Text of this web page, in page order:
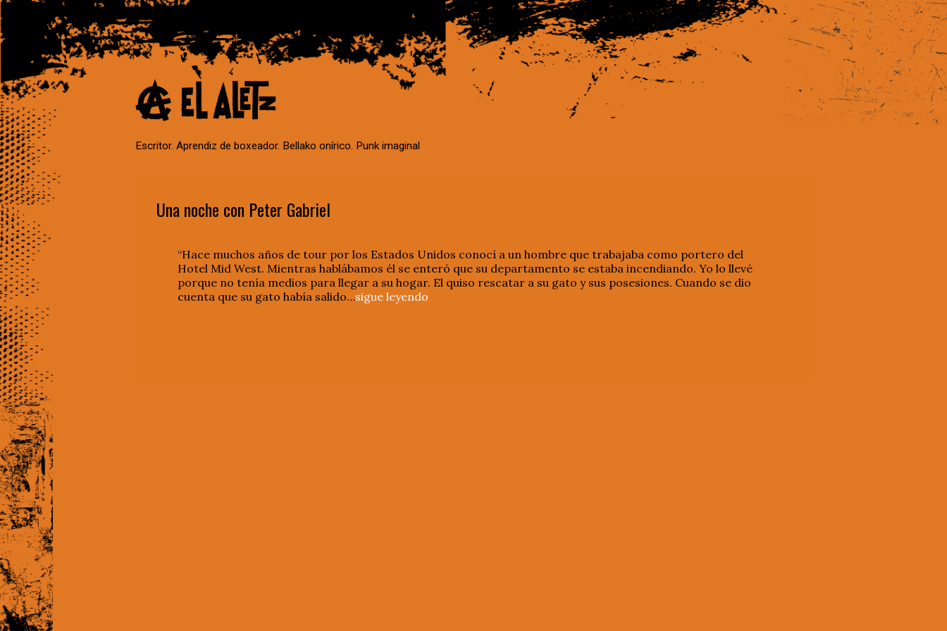
Escritor. Aprendiz de boxeador. Bellako onírico. Punk imaginal
Una noche con Peter Gabriel
“Hace muchos años de tour por los Estados Unidos conocí a un hombre que trabajaba como portero del
Hotel Mid West. Mientras hablábamos él se enteró que su departamento se estaba incendiando. Yo lo llevé
porque no tenía medios para llegar a su hogar. El quiso rescatar a su gato y sus posesiones. Cuando se dio
cuenta que su gato había salido…sigue leyendo